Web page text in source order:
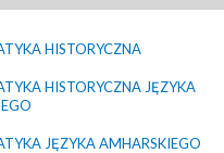
HISTORYCZNA
HISTORYCZNA JĘZYKA
JĘZYKA AMHARSKIEGO